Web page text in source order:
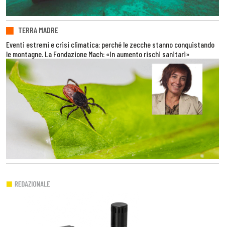
TERRA MADRE
Eventi estremi e crisi climatica: perché le zecche stanno conquistando
le montagne. La Fondazione Mach: «In aumento rischi sanitari»